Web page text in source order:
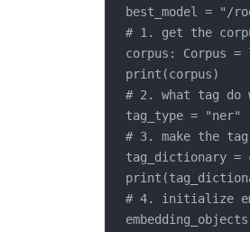
best_model = "/
# 1. get the
corpus: Corpus =
print(corpus)
# 2. what tag do
tag_type = "ner"
# 3. make the
tag_dictionary =
# 4. initialize